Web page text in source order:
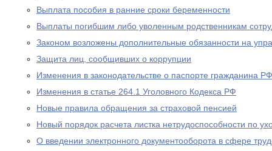
Выплата пособия в ранние сроки беременности
Выплаты погибшим либо уволенным родственникам
Законом возложены дополнительные обязанности на
Защита лиц, сообщивших о коррупции
Изменения в законодательстве о паспорте гражданина РФ
Изменения в статье 264.1 Уголовного Кодекса РФ
Новые правила обращения за страховой пенсией
Новый порядок расчета листка нетрудоспособности по
О введении электронного документооборота в сфере